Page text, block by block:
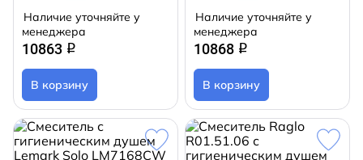
Наличие уточняйте у
менеджера
10863 q
В корзину
Наличие уточняйте у
менеджера
10868 q
В корзину